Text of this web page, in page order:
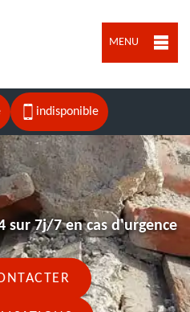
MENU
indisponible
sur 7j/7 en cas d'urgence